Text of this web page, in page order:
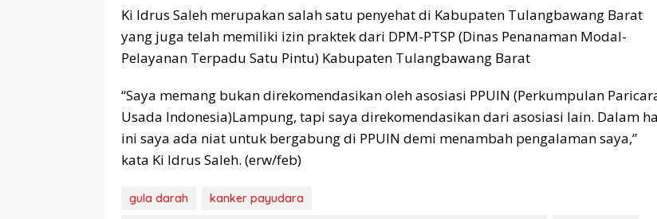
Ki Idrus Saleh merupakan salah satu penyehat di Kabupaten Tulangbawang Barat
yang juga telah memiliki izin praktek dari DPM-PTSP (Dinas Penanaman Modal-
Pelayanan Terpadu Satu Pintu) Kabupaten Tulangbawang Barat
“Saya memang bukan direkomendasikan oleh asosiasi PPUIN (Perkumpulan
Usada Indonesia)Lampung, tapi saya direkomendasikan dari asosiasi lain. Dalam
ini saya ada niat untuk bergabung di PPUIN demi menambah pengalaman saya,”
kata Ki Idrus Saleh. (erw/feb)
gula darah
kanker payudara